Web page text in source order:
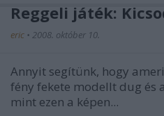
Reggeli játék:
eric • 2008. október 10.
Annyit segítünk, hogy
fény fekete modellt dug és
mint ezen a képen...